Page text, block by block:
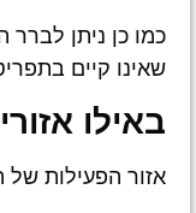
כמו כן ניתן
שאינו קיים
באילו
אזור הפעילות של